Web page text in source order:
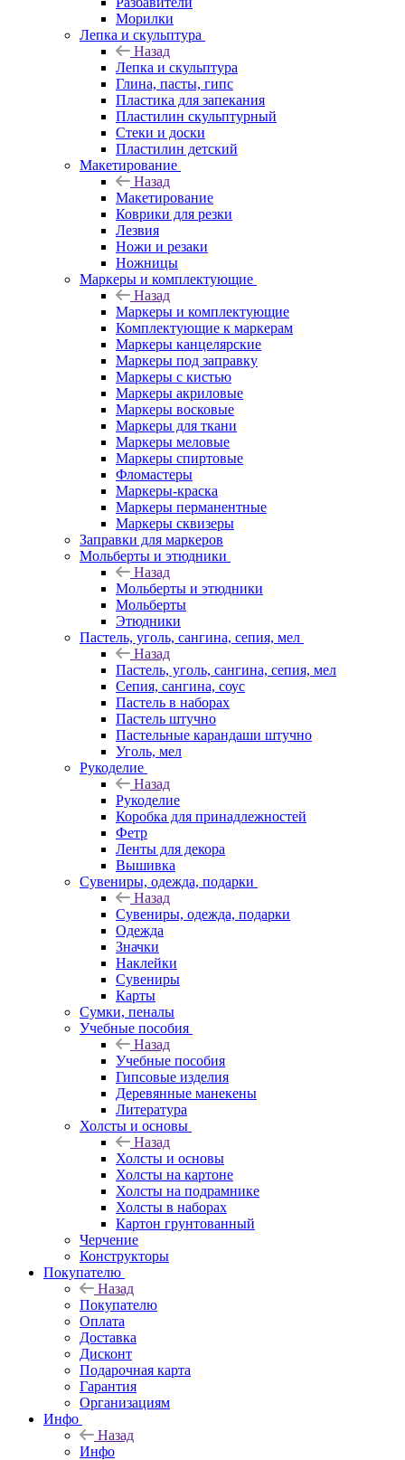
Морилки
Лепка и скульптура
Назад
Лепка и скульптура
Глина, пасты, гипс
Пластика для запекания
Пластилин скульптурный
Стеки и доски
Пластилин детский
Макетирование
Назад
Макетирование
Коврики для резки
Лезвия
Ножи и резаки
Ножницы
Маркеры и комплектующие
Назад
Маркеры и комплектующие
Комплектующие к маркерам
Маркеры канцелярские
Маркеры под заправку
Маркеры с кистью
Маркеры акриловые
Маркеры восковые
Маркеры для ткани
Маркеры меловые
Маркеры спиртовые
Фломастеры
Маркеры-краска
Маркеры перманентные
Маркеры сквизеры
Заправки для маркеров
Мольберты и этюдники
Назад
Мольберты и этюдники
Мольберты
Этюдники
Пастель, уголь, сангина, сепия, мел
Назад
Пастель, уголь, сангина, сепия, мел
Сепия, сангина, соус
Пастель в наборах
Пастель штучно
Пастельные карандаши штучно
Уголь, мел
Рукоделие
Назад
Рукоделие
Коробка для принадлежностей
Фетр
Ленты для декора
Вышивка
Сувениры, одежда, подарки
Назад
Сувениры, одежда, подарки
Одежда
Значки
Наклейки
Сувениры
Карты
Сумки, пеналы
Учебные пособия
Назад
Учебные пособия
Гипсовые изделия
Деревянные манекены
Литература
Холсты и основы
Назад
Холсты и основы
Холсты на картоне
Холсты на подрамнике
Холсты в наборах
Картон грунтованный
Черчение
Конструкторы
Покупателю
Назад
Покупателю
Оплата
Доставка
Дисконт
Подарочная карта
Гарантия
Организациям
Инфо
Назад
Инфо